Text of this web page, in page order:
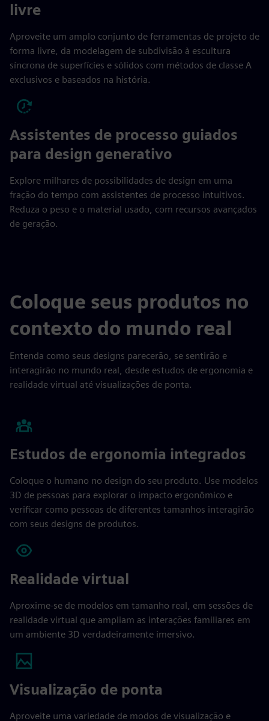
livre
Aproveite um amplo conjunto de ferramentas de projeto de
forma livre, da modelagem de subdivisão à escultura
síncrona de superfícies e sólidos com métodos de classe A
exclusivos e baseados na história.
Assistentes de processo guiados
para design generativo
Explore milhares de possibilidades de design em uma
fração do tempo com assistentes de processo intuitivos.
Reduza o peso e o material usado, com recursos avançados
de geração.
Coloque seus produtos no
contexto do mundo real
Entenda como seus designs parecerão, se sentirão e
interagirão no mundo real, desde estudos de ergonomia e
realidade virtual até visualizações de ponta.
Estudos de ergonomia integrados
Coloque o humano no design do seu produto. Use modelos
3D de pessoas para explorar o impacto ergonômico e
verificar como pessoas de diferentes tamanhos interagirão
com seus designs de produtos.
Realidade virtual
Aproxime-se de modelos em tamanho real, em sessões de
realidade virtual que ampliam as interações familiares em
um ambiente 3D verdadeiramente imersivo.
Visualização de ponta
Aproveite uma variedade de modos de visualização e